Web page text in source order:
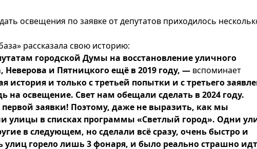
освещения по заявке от депутатов приходилось
рассказала свою историю:
городской Думы на восстановление уличного
и Пятницкого ещё в 2019 году, — вспоминает
история и только с третьей попытки и с третьего
освещение. Свет нам обещали сделать в 2024 году.
первой заявки! Поэтому, даже не выразить, как мы
улицы в списках программы «Светлый город». Одни
в следующем, но сделали всё сразу, очень быстро и
улиц горело лишь 3 фонаря, и было реально страшно